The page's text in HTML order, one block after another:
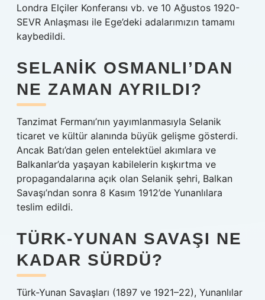
Londra Elçiler Konferansı vb. ve 10 Ağustos 1920-
SEVR Anlaşması ile Ege’deki adalarımızın tamamı
kaybedildi.
SELANIK OSMANLI’DAN
NE ZAMAN AYRILDI?
Tanzimat Fermanı’nın yayımlanmasıyla Selanik
ticaret ve kültür alanında büyük gelişme gösterdi.
Ancak Batı’dan gelen entelektüel akımlara ve
Balkanlar’da yaşayan kabilelerin kışkırtma ve
propagandalarına açık olan Selanik şehri, Balkan
Savaşı’ndan sonra 8 Kasım 1912’de Yunanlılara
teslim edildi.
TÜRK-YUNAN SAVAŞI NE
KADAR SÜRDÜ?
Türk-Yunan Savaşları (1897 ve 1921–22), Yunanlılar